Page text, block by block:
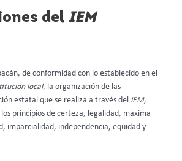
del IEM
de conformidad con lo establecido en el
local, la organización de las
estatal que se realiza a través del IEM,
principios de certeza, legalidad, máxima
imparcialidad, independencia, equidad y